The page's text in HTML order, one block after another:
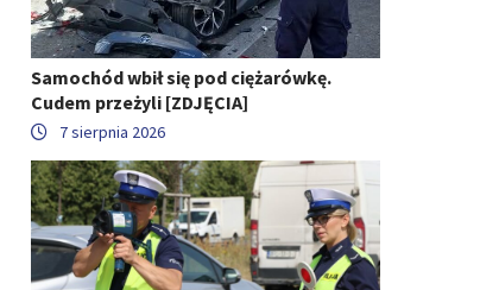
Samochód wbił się pod ciężarówkę.
Cudem przeżyli [ZDJĘCIA]
7 sierpnia 2026